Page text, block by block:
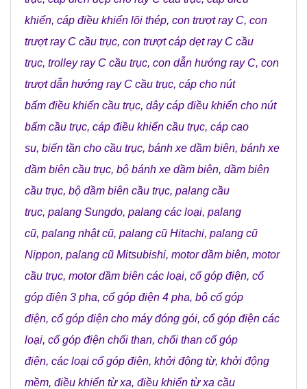
khiển, cáp điều khiển lõi thép, con trượt ray C, con
trượt ray C cầu trục, con trượt cáp dẹt ray C cầu
trục, trolley ray C cầu trục, con dẫn hướng ray C, con
trượt dẫn hướng ray C cầu trục, cáp cho nút
bấm điều khiển cầu trục, dây cáp điều khiển cho nút
bấm cầu trục, cáp điều khiển cầu trục, cáp cao
su, biến tần cho cầu trục, bánh xe dầm biên, bánh xe
dầm biên cầu trục, bộ bánh xe dầm biên, dầm biên
cầu trục, bộ dầm biên cầu trục, palang cầu
trục, palang Sungdo, palang các loại, palang
cũ, palang nhật cũ, palang cũ Hitachi, palang cũ
Nippon, palang cũ Mitsubishi, motor dầm biên, motor
cầu trục, motor dầm biên các loại, cổ góp điện, cổ
góp điện 3 pha, cổ góp điện 4 pha, bộ cổ góp
điện, cổ góp điện cho máy đóng gói, cổ góp điện các
loại, cổ góp điện chổi than, chổi than cổ góp
điện, các loại cổ góp điện, khởi động từ, khởi động
mềm, điều khiển từ xa, điều khiển từ xa cầu